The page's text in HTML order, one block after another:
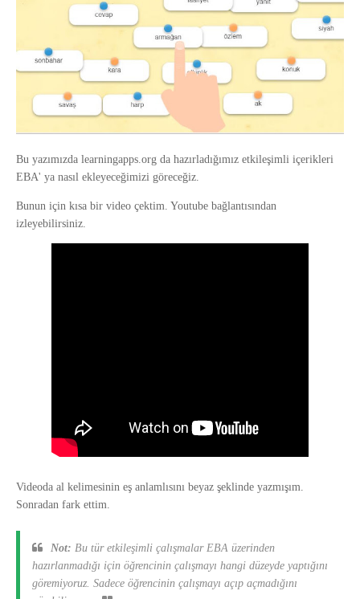
Bu yazımızda learningapps.org da hazırladığımız etkileşimli içerikleri
EBA' ya nasıl ekleyeceğimizi göreceğiz.
Bunun için kısa bir video çektim. Youtube bağlantısından
izleyebilirsiniz.
Videoda al kelimesinin eş anlamlısını beyaz şeklinde yazmışım.
Sonradan fark ettim.
Not: Bu tür etkileşimli çalışmalar EBA üzerinden
hazırlanmadığı için öğrencinin çalışmayı hangi düzeyde yaptığını
göremiyoruz. Sadece öğrencinin çalışmayı açıp açmadığını